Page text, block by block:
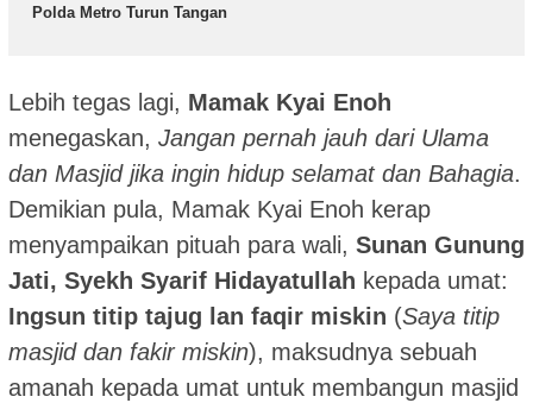
Polda Metro Turun Tangan
Lebih tegas lagi, Mamak Kyai Enoh
menegaskan, Jangan pernah jauh dari Ulama
dan Masjid jika ingin hidup selamat dan Bahagia.
Demikian pula, Mamak Kyai Enoh kerap
menyampaikan pituah para wali, Sunan Gunung
Jati, Syekh Syarif Hidayatullah kepada umat:
Ingsun titip tajug lan faqir miskin (Saya titip
masjid dan fakir miskin), maksudnya sebuah
amanah kepada umat untuk membangun masjid